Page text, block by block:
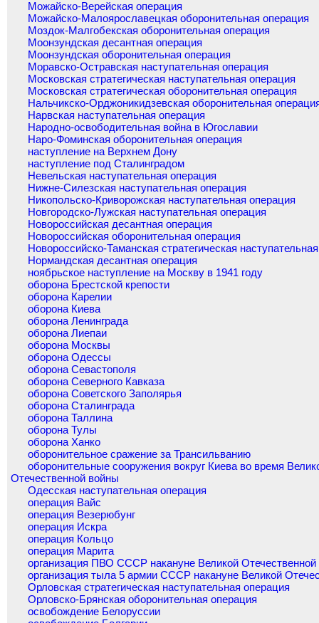
Можайско-Верейская операция
Можайско-Малоярославецкая оборонительная операция
Моздок-Малгобекская оборонительная операция
Моонзундская десантная операция
Моонзундская оборонительная операция
Моравско-Остравская наступательная операция
Московская стратегическая наступательная операция
Московская стратегическая оборонительная операция
Нальчикско-Орджоникидзевская оборонительная
Нарвская наступательная операция
Народно-освободительная война в Югославии
Наро-Фоминская оборонительная операция
наступление на Верхнем Дону
наступление под Сталинградом
Невельская наступательная операция
Нижне-Силезская наступательная операция
Никопольско-Криворожская наступательная операция
Новгородско-Лужская наступательная операция
Новороссийская десантная операция
Новороссийская оборонительная операция
Новороссийско-Таманская стратегическая
Нормандская десантная операция
ноябрьское наступление на Москву в 1941 году
оборона Брестской крепости
оборона Карелии
оборона Киева
оборона Ленинграда
оборона Лиепаи
оборона Москвы
оборона Одессы
оборона Севастополя
оборона Северного Кавказа
оборона Советского Заполярья
оборона Сталинграда
оборона Таллина
оборона Тулы
оборона Ханко
оборонительное сражение за Трансильванию
оборонительные сооружения вокруг Киева во время
Отечественной войны
Одесская наступательная операция
операция Вайс
операция Везерюбунг
операция Искра
операция Кольцо
операция Марита
организация ПВО СССР накануне Великой
организация тыла 5 армии СССР накануне Великой
Орловская стратегическая наступательная операция
Орловско-Брянская оборонительная операция
освобождение Белоруссии